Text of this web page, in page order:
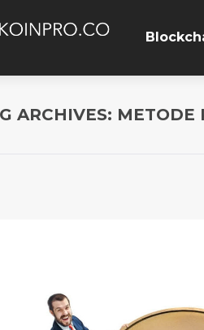
ARCHIVES: METODE